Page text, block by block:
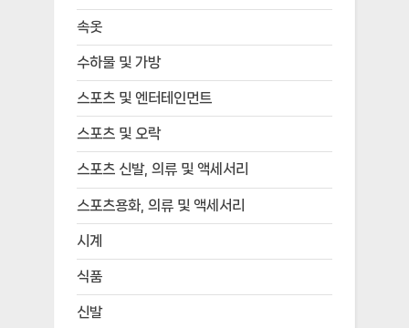
속옷
수하물 및 가방
스포츠 및 엔터테인먼트
스포츠 및 오락
스포츠 신발, 의류 및 액세서리
스포츠용화, 의류 및 액세서리
시계
식품
신발